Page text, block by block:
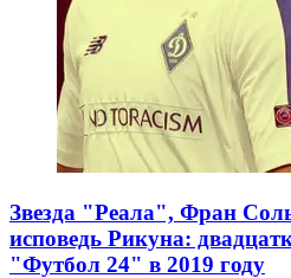
Звезда "Реала", Фран
исповедь Рикуна:
"Футбол 24" в 2019 году